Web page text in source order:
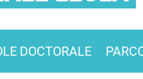
DOCTORALE